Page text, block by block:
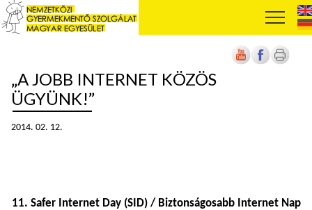
„A JOBB INTERNET KÖZÖS
ÜGYÜNK!”
2014. 02. 12.
11. Safer Internet Day (SID) / Biztonságosabb Internet Nap